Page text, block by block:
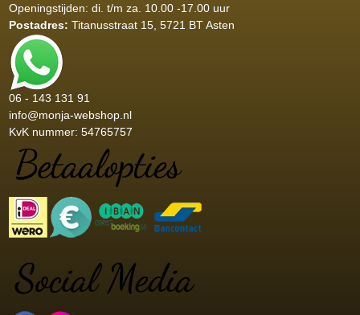
Openingstijden: di. t/m za. 10.00 -17.00 uur
Postadres: Titanusstraat 15, 5721 BT Asten
06 - 143 131 91
info@monja-webshop.nl
KvK nummer: 54765757